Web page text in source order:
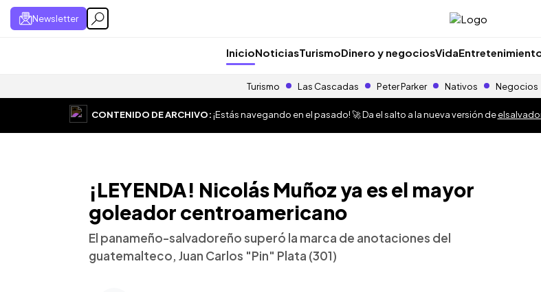
Newsletter
InicioNoticiasTurismoDinero y negociosVida
Turismo Las Cascadas Peter Parker Nativos Negocios
CONTENIDO DE ARCHIVO:¡Estás navegando en el pasado! 🚀 Da el salto a la nueva versión de
¡LEYENDA! Nicolás Muñoz ya es el mayor
goleador centroamericano
El panameño-salvadoreño superó la marca de anotaciones del
guatemalteco, Juan Carlos "Pin" Plata (301)